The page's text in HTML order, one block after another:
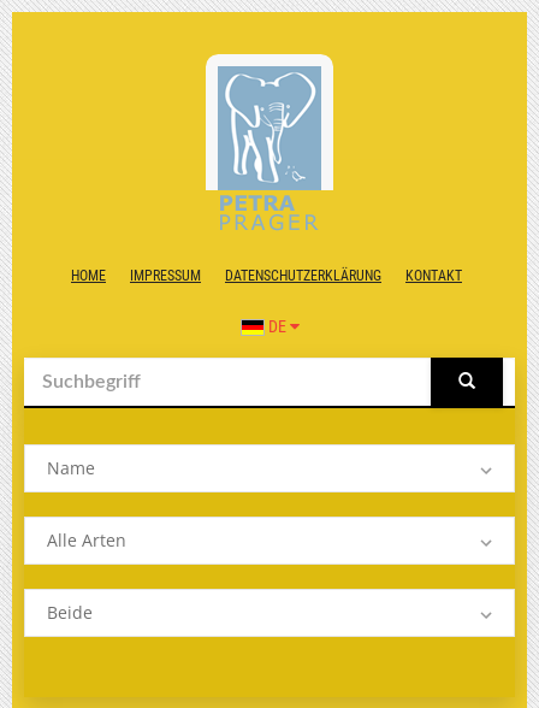
HOME IMPRESSUM DATENSCHUTZERKLÄRUNG KONTAKT
DE
Name
Alle Arten
Beide